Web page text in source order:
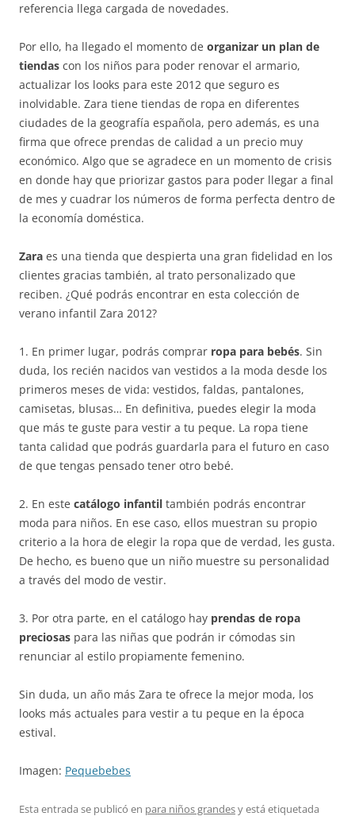
referencia llega cargada de novedades.
Por ello, ha llegado el momento de organizar un plan de
tiendas con los niños para poder renovar el armario,
actualizar los looks para este 2012 que seguro es
inolvidable. Zara tiene tiendas de ropa en diferentes
ciudades de la geografía española, pero además, es una
firma que ofrece prendas de calidad a un precio muy
económico. Algo que se agradece en un momento de crisis
en donde hay que priorizar gastos para poder llegar a final
de mes y cuadrar los números de forma perfecta dentro de
la economía doméstica.
Zara es una tienda que despierta una gran fidelidad en los
clientes gracias también, al trato personalizado que
reciben. ¿Qué podrás encontrar en esta colección de
verano infantil Zara 2012?
1. En primer lugar, podrás comprar ropa para bebés. Sin
duda, los recién nacidos van vestidos a la moda desde los
primeros meses de vida: vestidos, faldas, pantalones,
camisetas, blusas… En definitiva, puedes elegir la moda
que más te guste para vestir a tu peque. La ropa tiene
tanta calidad que podrás guardarla para el futuro en caso
de que tengas pensado tener otro bebé.
2. En este catálogo infantil también podrás encontrar
moda para niños. En ese caso, ellos muestran su propio
criterio a la hora de elegir la ropa que de verdad, les gusta.
De hecho, es bueno que un niño muestre su personalidad
a través del modo de vestir.
3. Por otra parte, en el catálogo hay prendas de ropa
preciosas para las niñas que podrán ir cómodas sin
renunciar al estilo propiamente femenino.
Sin duda, un año más Zara te ofrece la mejor moda, los
looks más actuales para vestir a tu peque en la época
estival.
Imagen: Pequebebes
Esta entrada se publicó en para niños grandesy está etiquetada